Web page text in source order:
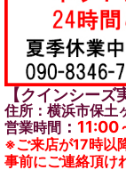
【クインシーズ
住所：横浜市保
営業時間 ：
※ご来店が17時以
事前にご連絡頂け